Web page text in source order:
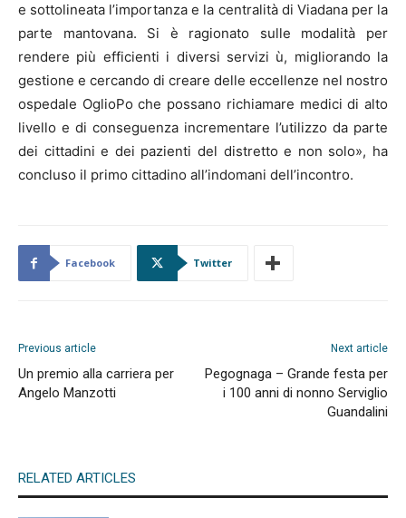
e sottolineata l’importanza e la centralità di Viadana per la
parte mantovana. Si è ragionato sulle modalità per
rendere più efficienti i diversi servizi ù, migliorando la
gestione e cercando di creare delle eccellenze nel nostro
ospedale OglioPo che possano richiamare medici di alto
livello e di conseguenza incrementare l’utilizzo da parte
dei cittadini e dei pazienti del distretto e non solo», ha
concluso il primo cittadino all’indomani dell’incontro.
Facebook Twitter
Previous article
Un premio alla carriera per
Angelo Manzotti
Next article
Pegognaga – Grande festa per
i 100 anni di nonno Serviglio
Guandalini
RELATED ARTICLES